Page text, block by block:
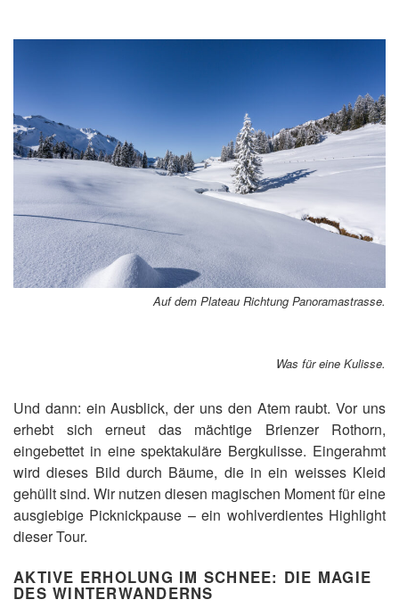
Auf dem Plateau Richtung Panoramastrasse.
Was für eine Kulisse.
Und dann: ein Ausblick, der uns den Atem raubt. Vor uns
erhebt sich erneut das mächtige Brienzer Rothorn,
eingebettet in eine spektakuläre Bergkulisse. Eingerahmt
wird dieses Bild durch Bäume, die in ein weisses Kleid
gehüllt sind. Wir nutzen diesen magischen Moment für eine
ausgiebige Picknickpause – ein wohlverdientes Highlight
dieser Tour.
AKTIVE ERHOLUNG IM SCHNEE: DIE MAGIE
DES WINTERWANDERNS